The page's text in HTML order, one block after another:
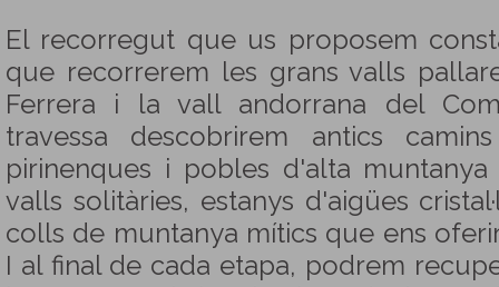
El recorregut que us proposem
que recorrerem les grans valls
Ferrera i la vall andorrana del
travessa descobrirem antics
pirinenques i pobles d'alta
valls solitàries, estanys d'aigües
colls de muntanya mítics que ens
I al final de cada etapa, podrem